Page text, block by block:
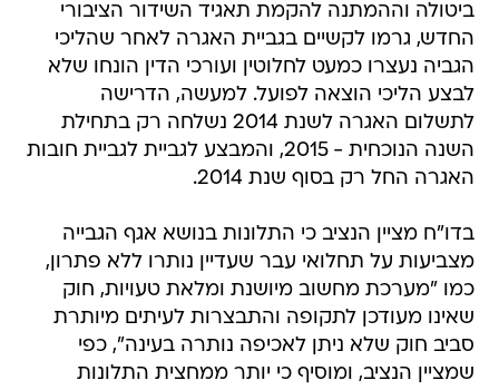
ביטולה וההמתנה להקמת תאגיד השידור הציבורי
החדש, גרמו לקשיים בגביית האגרה לאחר שהליכי
הגביה נעצרו כמעט לחלוטין ועורכי הדין הונחו שלא
לבצע הליכי הוצאה לפועל. למעשה, הדרישה
לתשלום האגרה לשנת 2014 נשלחה רק בתחילת
השנה הנוכחית - 2015, והמבצע לגביית לגביית חובות
האגרה החל רק בסוף שנת 2014.
בדו"ח מציין הנציב כי התלונות בנושא אגף הגבייה
מצביעות על תחלואי עבר שעדיין נותרו ללא פתרון,
כמו "מערכת מחשוב מיושנת ומלאת טעויות, חוק
שאינו מעודכן לתקופה והתבצרות לעיתים מיותרת
סביב חוק שלא ניתן לאכיפה נותרה בעינה", כפי
שמציין הנציב, ומוסיף כי יותר ממחצית התלונות